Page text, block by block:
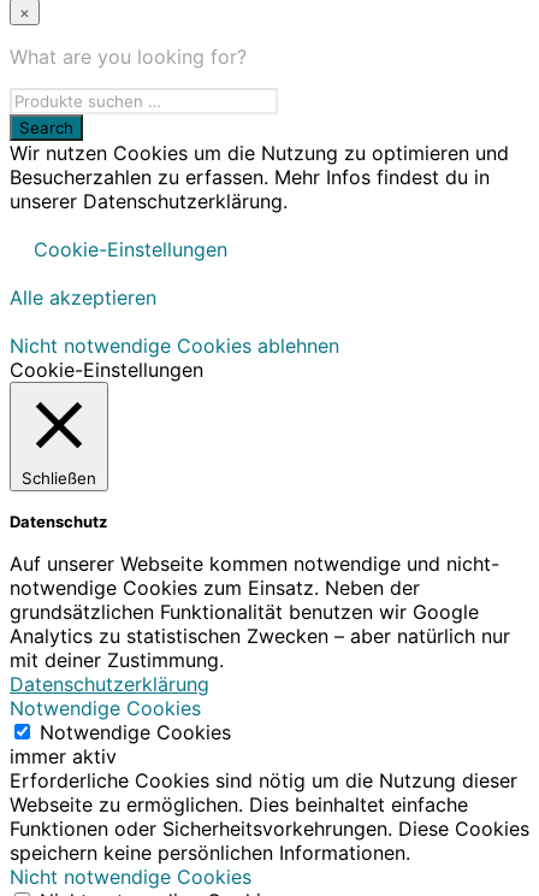
×
What are you looking for?
Wir nutzen Cookies um die Nutzung zu optimieren und
Besucherzahlen zu erfassen. Mehr Infos findest du in
unserer Datenschutzerklärung.
Cookie-Einstellungen
Alle akzeptieren
Nicht notwendige Cookies ablehnen
Cookie-Einstellungen
Schließen
Datenschutz
Auf unserer Webseite kommen notwendige und nicht-
notwendige Cookies zum Einsatz. Neben der
grundsätzlichen Funktionalität benutzen wir Google
Analytics zu statistischen Zwecken – aber natürlich nur
mit deiner Zustimmung.
Datenschutzerklärung
Notwendige Cookies
Notwendige Cookies
immer aktiv
Erforderliche Cookies sind nötig um die Nutzung dieser
Webseite zu ermöglichen. Dies beinhaltet einfache
Funktionen oder Sicherheitsvorkehrungen. Diese Cookies
speichern keine persönlichen Informationen.
Nicht notwendige Cookies